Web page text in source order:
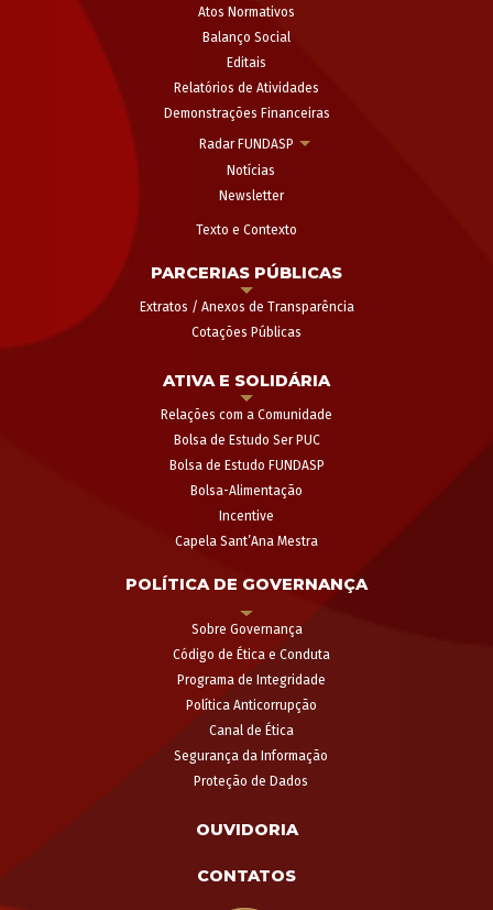
Atos Normativos
Balanço Social
Editais
Relatórios de Atividades
Demonstrações Financeiras
Radar FUNDASP
Notícias
Newsletter
Texto e Contexto
PARCERIAS PÚBLICAS
Extratos / Anexos de Transparência
Cotações Públicas
ATIVA E SOLIDÁRIA
Relações com a Comunidade
Bolsa de Estudo Ser PUC
Bolsa de Estudo FUNDASP
Bolsa-Alimentação
Incentive
Capela Sant’Ana Mestra
POLÍTICA DE GOVERNANÇA
Sobre Governança
Código de Ética e Conduta
Programa de Integridade
Política Anticorrupção
Canal de Ética
Segurança da Informação
Proteção de Dados
OUVIDORIA
CONTATOS